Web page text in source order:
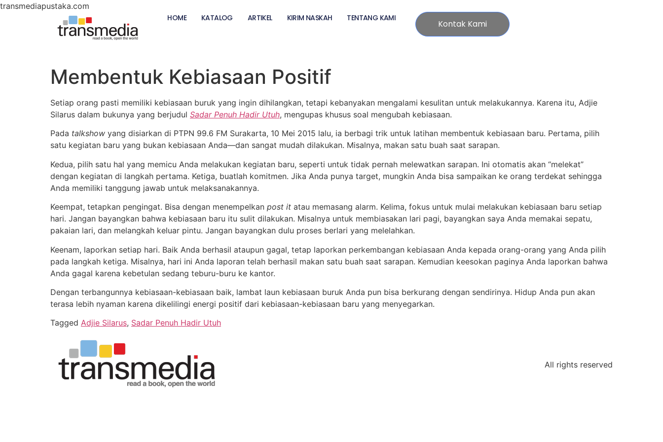
transmediapustaka.com
HOME
KATALOG ARTIKEL KIRIM NASKAH TENTANG KAMI
Kontak Kami
Membentuk Kebiasaan Positif
Setiap orang pasti memiliki kebiasaan buruk yang ingin dihilangkan, tetapi kebanyakan mengalami kesulitan untuk melakukannya. Karena itu, Adjie
Silarus dalam bukunya yang berjudul Sadar Penuh Hadir Utuh, mengupas khusus soal mengubah kebiasaan.
Pada talkshow yang disiarkan di PTPN 99.6 FM Surakarta, 10 Mei 2015 lalu, ia berbagi trik untuk latihan membentuk kebiasaan baru. Pertama, pilih
satu kegiatan baru yang bukan kebiasaan Anda—dan sangat mudah dilakukan. Misalnya, makan satu buah saat sarapan.
Kedua, pilih satu hal yang memicu Anda melakukan kegiatan baru, seperti untuk tidak pernah melewatkan sarapan. Ini otomatis akan “melekat”
dengan kegiatan di langkah pertama. Ketiga, buatlah komitmen. Jika Anda punya target, mungkin Anda bisa sampaikan ke orang terdekat sehingga
Anda memiliki tanggung jawab untuk melaksanakannya.
Keempat, tetapkan pengingat. Bisa dengan menempelkan post it atau memasang alarm. Kelima, fokus untuk mulai melakukan kebiasaan baru setiap
hari. Jangan bayangkan bahwa kebiasaan baru itu sulit dilakukan. Misalnya untuk membiasakan lari pagi, bayangkan saya Anda memakai sepatu,
pakaian lari, dan melangkah keluar pintu. Jangan bayangkan dulu proses berlari yang melelahkan.
Keenam, laporkan setiap hari. Baik Anda berhasil ataupun gagal, tetap laporkan perkembangan kebiasaan Anda kepada orang-orang yang Anda pilih
pada langkah ketiga. Misalnya, hari ini Anda laporan telah berhasil makan satu buah saat sarapan. Kemudian keesokan paginya Anda laporkan bahwa
Anda gagal karena kebetulan sedang teburu-buru ke kantor.
Dengan terbangunnya kebiasaan-kebiasaan baik, lambat laun kebiasaan buruk Anda pun bisa berkurang dengan sendirinya. Hidup Anda pun akan
terasa lebih nyaman karena dikelilingi energi positif dari kebiasaan-kebiasaan baru yang menyegarkan.
Tagged Adjie Silarus, Sadar Penuh Hadir Utuh
All rights reserved